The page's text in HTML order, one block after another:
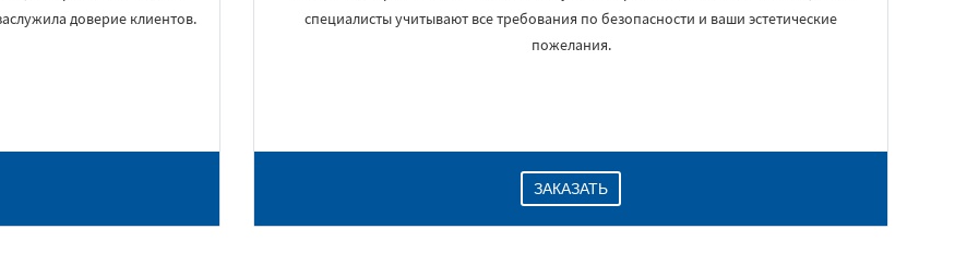
доверие клиентов.
специалисты учитывают все требования по безопасности и ваши эстетические
пожелания.
ЗАКАЗАТЬ